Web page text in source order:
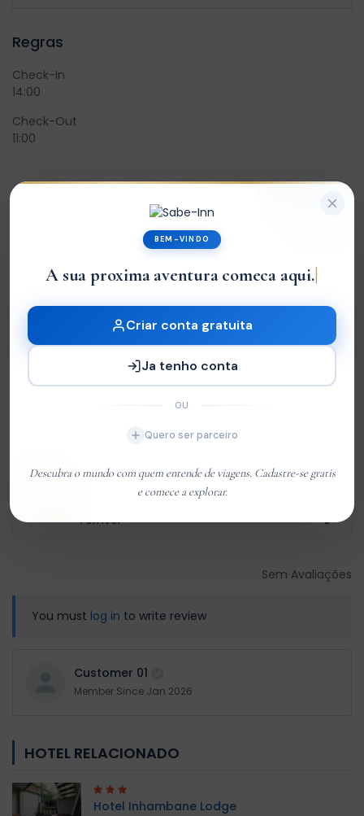
Regras
Check-In
14:00
Check-Out
11:00
0/5
Not rated
Com base em 0 review
Terrível
0
Sem Avaliações
You must log in to write review
Customer 01
Member Since Jan 2026
HOTEL RELACIONADO
Hotel Inhambane Lodge
BEM-VINDO
A sua proxima aventura comeca aqui.
Criar conta gratuita
Ja tenho conta
OU
Quero ser parceiro
Descubra o mundo com quem entende de viagens. Cadastre-se gratis
e comece a explorar.